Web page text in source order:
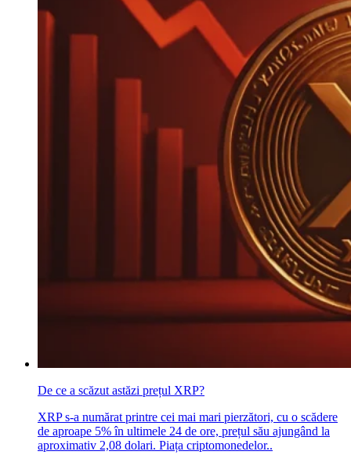
De ce a scăzut astăzi prețul XRP?
XRP s-a numărat printre cei mai mari pierzători, cu o scădere
de aproape 5% în ultimele 24 de ore, prețul său ajungând la
aproximativ 2,08 dolari. Piața criptomonedelor..